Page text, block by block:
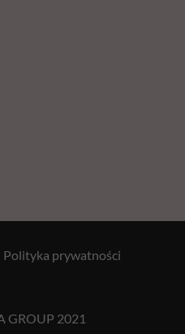
GROUP 2021
Polityka prywatności